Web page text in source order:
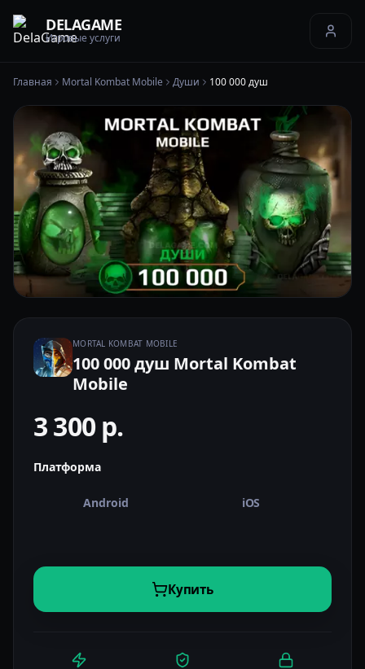
DELAGAME
Игровые услуги
Главная Mortal Kombat Mobile Души 100 000 душ
MORTAL KOMBAT MOBILE
100 000 душ Mortal Kombat
Mobile
3 300р.
Платформа
Android iOS
Купить